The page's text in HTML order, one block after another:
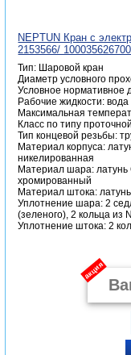
NEPTUN Кран с
2153566/ 100035626700
Тип: Шаровой кран
Диаметр условного
Условное нормативное
Рабочие жидкости:
Максимальная
Класс по типу
Тип концевой резьбы:
Материал корпуса:
никелированная
Материал шара: латунь
хромированный
Материал штока:
Уплотнение шара: 2
(зеленого), 2 кольца из
Уплотнение штока: 2
акция